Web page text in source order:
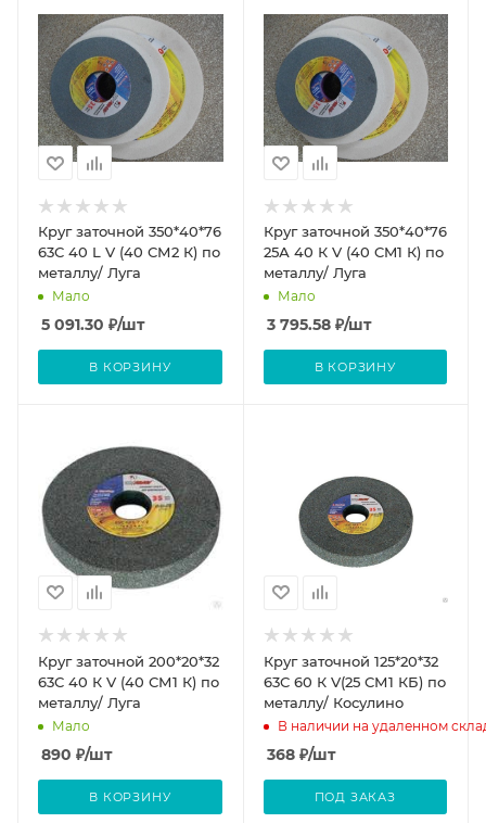
Круг заточной 350*40*76
63С 40 L V (40 СМ2 К) по
металлу/ Луга
Мало
5 091.30 ₽/шт
В КОРЗИНУ
Круг заточной 350*40*76
25А 40 К V (40 CM1 К) по
металлу/ Луга
Мало
3 795.58₽/шт
В КОРЗИНУ
Круг заточной 200*20*32
63С 40 К V (40 СМ1 К) по
металлу/ Луга
Мало
890 ₽/шт
В КОРЗИНУ
Круг заточной 125*20*32
63С 60 К V(25 СМ1 КБ) по
металлу/ Косулино
В наличии на удаленном
368₽/шт
ПОД ЗАКАЗ